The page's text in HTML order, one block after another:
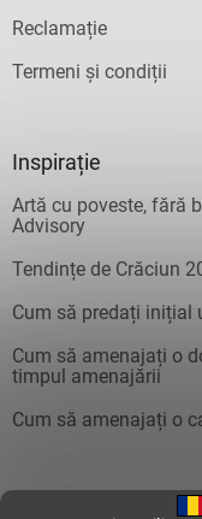
Reclamație
Termeni și condiții
Inspirație
Artă cu poveste, fără
Advisory
Tendințe de Crăciun
Cum să predați inițial
Cum să amenajați o
timpul amenajării
Cum să amenajați o